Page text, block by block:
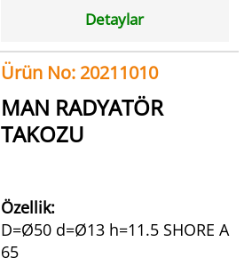
Detaylar
Ürün No: 20211010
MAN RADYATÖR
TAKOZU
Özellik:
D=Ø50 d=Ø13 h=11.5 SHORE A
65